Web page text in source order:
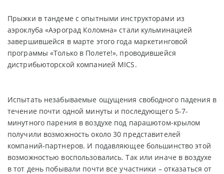
Прыжки в тандеме с опытными инструкторами из
аэроклуба «Аэроград Коломна» стали кульминацией
завершившейся в марте этого года маркетинговой
программы «Только в Полете!», проводившейся
дистрибьюторской компанией MICS.
Испытать незабываемые ощущения свободного падения в
течение почти одной минуты и последующего 5-7-
минутного парения в воздухе под парашютом-крылом
получили возможность около 30 представителей
компаний-партнеров. И подавляющее большинство этой
возможностью воспользовались. Так или иначе в воздухе
в тот день побывали почти все участники – отказаться от